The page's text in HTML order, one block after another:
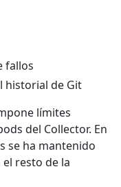
fallos
historial de Git
límites
del Collector. En
se ha mantenido
resto de la